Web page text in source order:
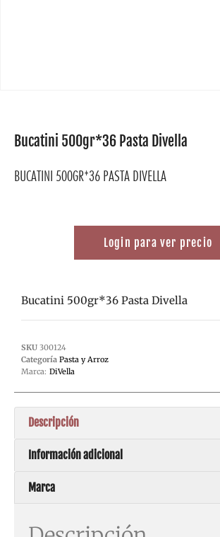
Bucatini 500gr*36 Pasta Divella
BUCATINI 500GR*36 PASTA DIVELLA
Login para ver precio
Bucatini 500gr*36 Pasta Divella
SKU 300124
Categoría Pasta y Arroz
Marca: DiVella
Descripción
Información adicional
Marca